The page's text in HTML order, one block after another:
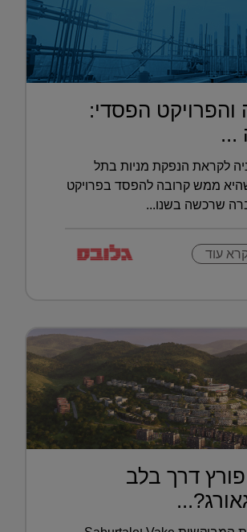
והפרויקט הפסדי:
...
לקראת הנפקת מניות בתל
ממש קרובה להפסד בפרויקט
שרכשה בשנו...
עוד
דרך בלב